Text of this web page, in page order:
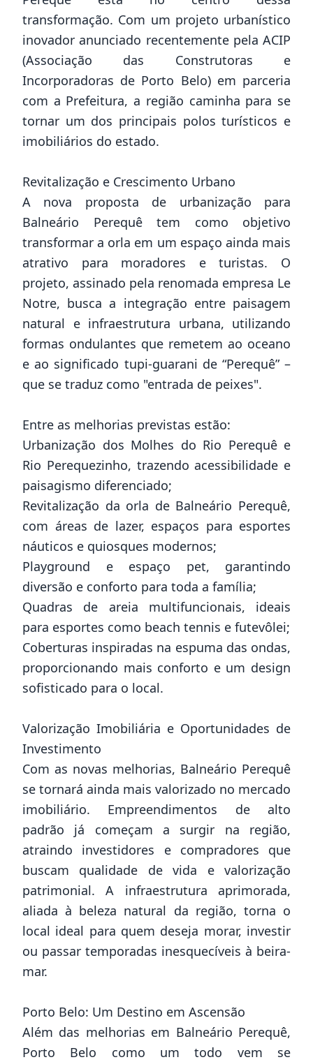
transformação. Com um projeto urbanístico
inovador anunciado recentemente pela ACIP
(Associação das Construtoras e
Incorporadoras de Porto Belo) em parceria
com a Prefeitura, a região caminha para se
tornar um dos principais polos turísticos e
imobiliários do estado.
Revitalização e Crescimento Urbano
A nova proposta de urbanização para
Balneário Perequê tem como objetivo
transformar a orla em um espaço ainda mais
atrativo para moradores e turistas. O
projeto, assinado pela renomada empresa Le
Notre, busca a integração entre paisagem
natural e infraestrutura urbana, utilizando
formas ondulantes que remetem ao oceano
e ao significado tupi-guarani de “Perequê” –
que se traduz como "entrada de peixes".
Entre as melhorias previstas estão:
Urbanização dos Molhes do Rio Perequê e
Rio Perequezinho, trazendo acessibilidade e
paisagismo diferenciado;
Revitalização da orla de Balneário Perequê,
com áreas de lazer, espaços para esportes
náuticos e quiosques modernos;
Playground e espaço pet, garantindo
diversão e conforto para toda a família;
Quadras de areia multifuncionais, ideais
para esportes como beach tennis e futevôlei;
Coberturas inspiradas na espuma das ondas,
proporcionando mais conforto e um design
sofisticado para o local.
Valorização Imobiliária e Oportunidades de
Investimento
Com as novas melhorias, Balneário Perequê
se tornará ainda mais valorizado no mercado
imobiliário. Empreendimentos de alto
padrão já começam a surgir na região,
atraindo investidores e compradores que
buscam qualidade de vida e valorização
patrimonial. A infraestrutura aprimorada,
aliada à beleza natural da região, torna o
local ideal para quem deseja morar, investir
ou passar temporadas inesquecíveis à beira-
mar.
Porto Belo: Um Destino em Ascensão
Além das melhorias em Balneário Perequê,
Porto Belo como um todo vem se